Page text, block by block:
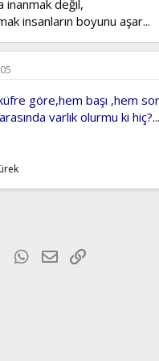
inanmak değil,
insanların boyunu aşar...
göre,hem başı ,hem
varlık olurmu ki hiç?...
TumblrWhatsApp
E-posta